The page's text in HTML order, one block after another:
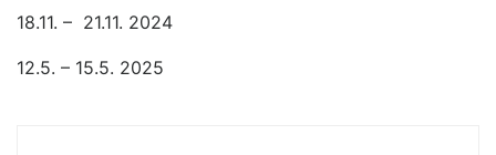
18.11. – 21.11. 2024
12.5. – 15.5. 2025